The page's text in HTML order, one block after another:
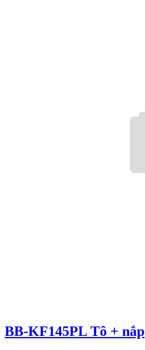
BB-KF145PL Tô + nắp